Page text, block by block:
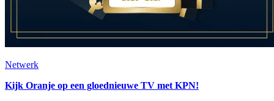
Netwerk
Kijk Oranje op een gloednieuwe TV met KPN!